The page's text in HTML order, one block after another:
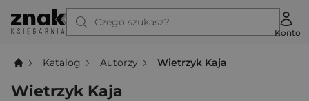
Czego szukasz?
Konto
Katalog Autorzy Wietrzyk Kaja
Wietrzyk Kaja